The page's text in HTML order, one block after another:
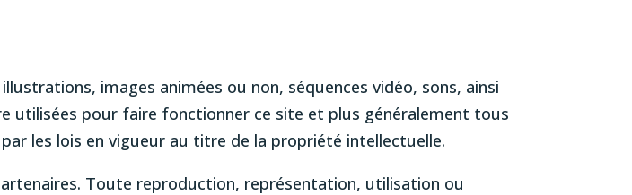
images animées ou non, séquences vidéo, sons, ainsi
pour faire fonctionner ce site et plus généralement tous
les lois en vigueur au titre de la propriété intellectuelle.
Toute reproduction, représentation, utilisation ou